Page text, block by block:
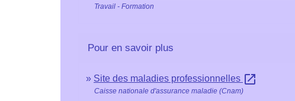
Travail - Formation
Pour en savoir plus
Site des maladies professionnelles open_in_new
Caisse nationale d'assurance maladie (Cnam)